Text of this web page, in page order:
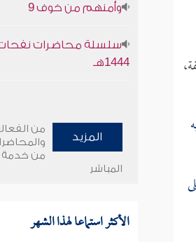
وأمنهم من خوف 9
سلسلة محاضرات
1444هـ
المزيد
من
من خدمة
المباشر
الأكثر استماعا لهذا الشهر